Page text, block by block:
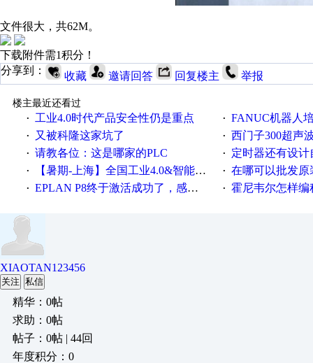
文件很大，共62M。
下载附件需1积分！
分享到：
收藏 邀请回答 回复楼主 举报
楼主最近还看过
·
工业4.0时代产品安全性仍是重点 · FANUC机器人
· 又被科隆这家坑了 · 西门子300超声波
· 请教各位：这是哪家的PLC · 定时器还有设
· 【暑期-上海】全国工业4.0&智能制造高级培训班通知！ · 在哪可以批发原装正品
· EPLAN P8终于激活成功了，感谢网上无私的高人！ · 霍尼韦尔怎样编
XIAOTAN123456
关注 私信
精华：0帖
求助：0帖
帖子：0帖 | 44回
年度积分：0